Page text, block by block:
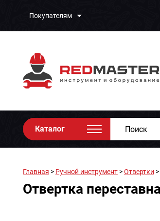
Покупателям
Каталог
Главная > Ручной инструмент >Отвертки >
Отвертка